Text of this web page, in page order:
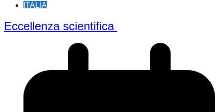
ITALIA
Eccellenza scientifica